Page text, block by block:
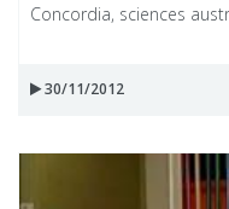
Concordia, sciences
30/11/2012